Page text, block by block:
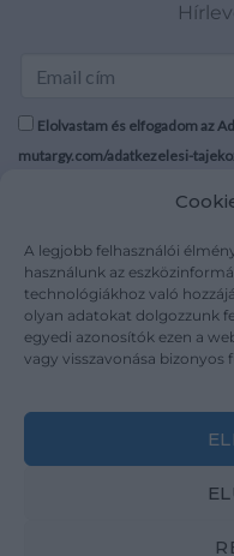
A legjobb felhasználói
használunk az
technológiákhoz való
olyan adatokat dolgozzunk
egyedi azonosítók ezen a
vagy visszavonása bizonyos
Elolvastam és elfogadom az
mutargy.com/adatkezelesi-
Médiaajánlat
Karrier
Kapcsolat